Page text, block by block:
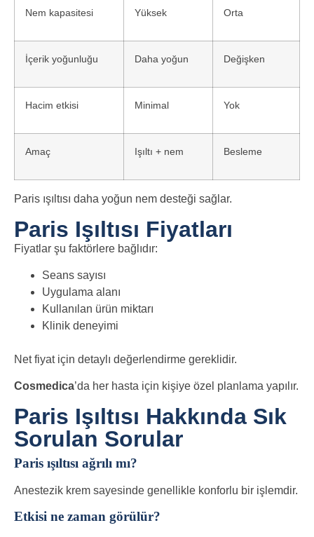
Nem kapasitesi Yüksek Orta
İçerik yoğunluğu Daha yoğun Değişken
Hacim etkisi Minimal Yok
Amaç Işıltı + nem Besleme
Paris ışıltısı daha yoğun nem desteği sağlar.
Paris Işıltısı Fiyatları
Fiyatlar şu faktörlere bağlıdır:
Seans sayısı
Uygulama alanı
Kullanılan ürün miktarı
Klinik deneyimi
Net fiyat için detaylı değerlendirme gereklidir.
Cosmedica’da her hasta için kişiye özel planlama yapılır.
Paris Işıltısı Hakkında Sık
Sorulan Sorular
Paris ışıltısı ağrılı mı?
Anestezik krem sayesinde genellikle konforlu bir işlemdir.
Etkisi ne zaman görülür?